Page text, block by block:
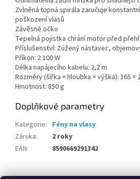
Zvlněná topná spirála zaručuje
poškození vlasů
Závěsné očko
Tepelná pojistka chrání motor před
Příslušenství: Zúžený nástavec,
Příkon: 2 100 W
Délka napájecího kabelu: 2,2 m
Rozměry (šířka × hloubka × výška): 165 ×
Hmotnost: 850 g
Doplňkové parametry
Kategorie: Fény na vlasy
Záruka:
2 roky
EAN: 8590669291342